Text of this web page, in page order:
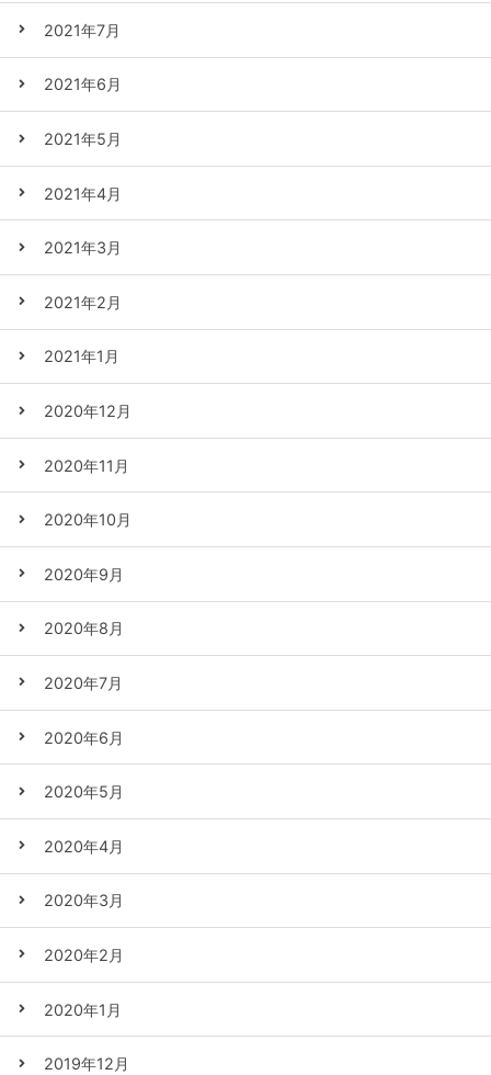
2021年7月
2021年6月
2021年5月
2021年4月
2021年3月
2021年2月
2021年1月
2020年12月
2020年11月
2020年10月
2020年9月
2020年8月
2020年7月
2020年6月
2020年5月
2020年4月
2020年3月
2020年2月
2020年1月
2019年12月